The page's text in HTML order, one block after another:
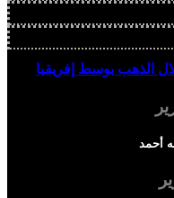
الذهب بوسط إفريقيا
أحمد